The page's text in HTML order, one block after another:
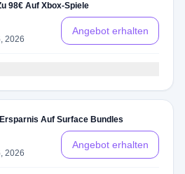
98€ Auf Xbox-Spiele
2026
Angebot erhalten
Auf Surface Bundles
2026
Angebot erhalten